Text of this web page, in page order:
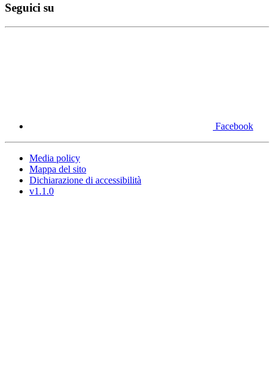
Seguici su
Facebook
Media policy
Mappa del sito
Dichiarazione di accessibilità
v1.1.0